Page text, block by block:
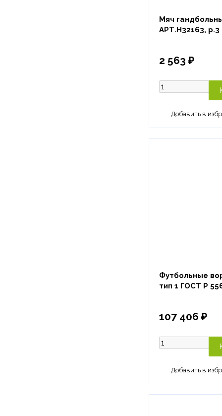
Мяч
АРТ.H32163, р.3
2 563 ₽
Футбольные
тип 1 ГОСТ Р
107 406 ₽